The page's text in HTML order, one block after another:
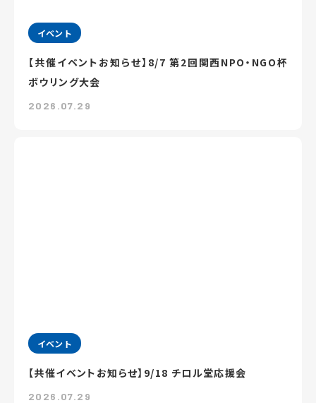
イベント
【共催イベントお知らせ】8/7 第2回関西NPO・NGO杯
ボウリング大会
2026.07.29
イベント
【共催イベントお知らせ】9/18 チロル堂応援会
2026.07.29